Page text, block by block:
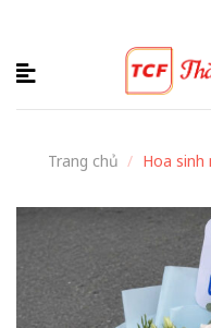
content
Trang chủ / Hoa sinh